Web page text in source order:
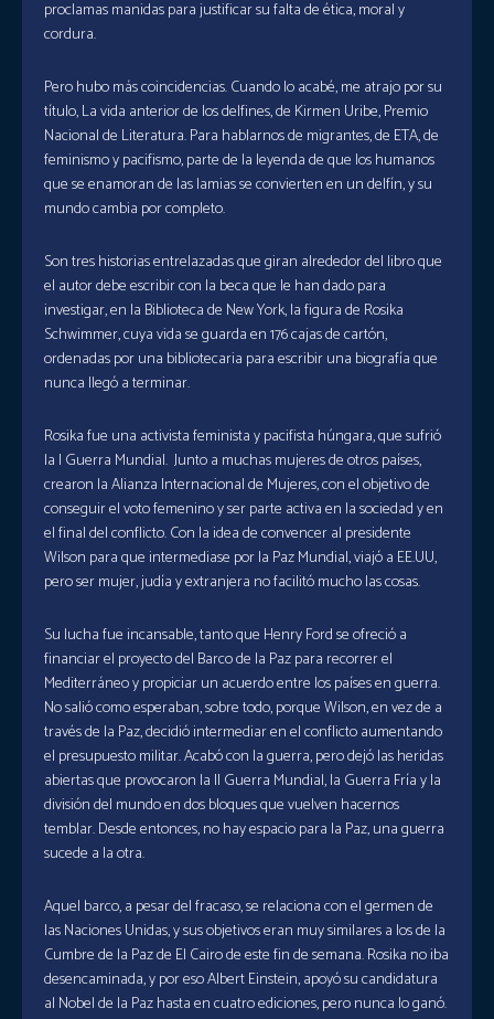
proclamas manidas para justificar su falta de ética, moral y
cordura.
Pero hubo más coincidencias. Cuando lo acabé, me atrajo por su
título, La vida anterior de los delfines, de Kirmen Uribe, Premio
Nacional de Literatura. Para hablarnos de migrantes, de ETA, de
feminismo y pacifismo, parte de la leyenda de que los humanos
que se enamoran de las lamias se convierten en un delfín, y su
mundo cambia por completo.
Son tres historias entrelazadas que giran alrededor del libro que
el autor debe escribir con la beca que le han dado para
investigar, en la Biblioteca de New York, la figura de Rosika
Schwimmer, cuya vida se guarda en 176 cajas de cartón,
ordenadas por una bibliotecaria para escribir una biografía que
nunca llegó a terminar.
Rosika fue una activista feminista y pacifista húngara, que sufrió
la I Guerra Mundial. Junto a muchas mujeres de otros países,
crearon la Alianza Internacional de Mujeres, con el objetivo de
conseguir el voto femenino y ser parte activa en la sociedad y en
el final del conflicto. Con la idea de convencer al presidente
Wilson para que intermediase por la Paz Mundial, viajó a EE.UU,
pero ser mujer, judía y extranjera no facilitó mucho las cosas.
Su lucha fue incansable, tanto que Henry Ford se ofreció a
financiar el proyecto del Barco de la Paz para recorrer el
Mediterráneo y propiciar un acuerdo entre los países en guerra.
No salió como esperaban, sobre todo, porque Wilson, en vez de a
través de la Paz, decidió intermediar en el conflicto aumentando
el presupuesto militar. Acabó con la guerra, pero dejó las heridas
abiertas que provocaron la II Guerra Mundial, la Guerra Fría y la
división del mundo en dos bloques que vuelven hacernos
temblar. Desde entonces, no hay espacio para la Paz, una guerra
sucede a la otra.
Aquel barco, a pesar del fracaso, se relaciona con el germen de
las Naciones Unidas, y sus objetivos eran muy similares a los de la
Cumbre de la Paz de El Cairo de este fin de semana. Rosika no iba
desencaminada, y por eso Albert Einstein, apoyó su candidatura
al Nobel de la Paz hasta en cuatro ediciones, pero nunca lo ganó.